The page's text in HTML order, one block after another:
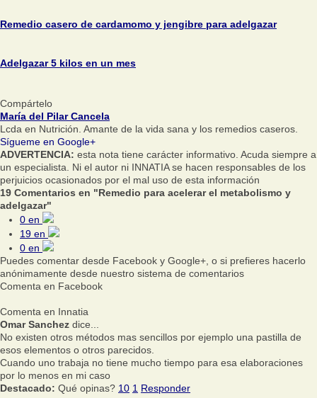
Remedio casero de cardamomo y jengibre para adelgazar
Adelgazar 5 kilos en un mes
Compártelo
María del Pilar Cancela
Lcda en Nutrición. Amante de la vida sana y los remedios caseros.
Sígueme en Google+
ADVERTENCIA: esta nota tiene carácter informativo. Acuda siempre a
un especialista. Ni el autor ni INNATIA se hacen responsables de los
perjuicios ocasionados por el mal uso de esta información
19 Comentarios en "Remedio para acelerar el metabolismo y
adelgazar"
0 en
19 en
0 en
Puedes comentar desde Facebook y Google+, o si prefieres hacerlo
anónimamente desde nuestro sistema de comentarios
Comenta en Facebook
Comenta en Innatia
Omar Sanchez dice...
No existen otros métodos mas sencillos por ejemplo una pastilla de
esos elementos o otros parecidos.
Cuando uno trabaja no tiene mucho tiempo para esa elaboraciones
por lo menos en mi caso
Destacado: Qué opinas? 10 1 Responder